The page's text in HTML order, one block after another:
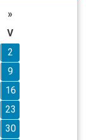
»
V
2
9
16
23
30